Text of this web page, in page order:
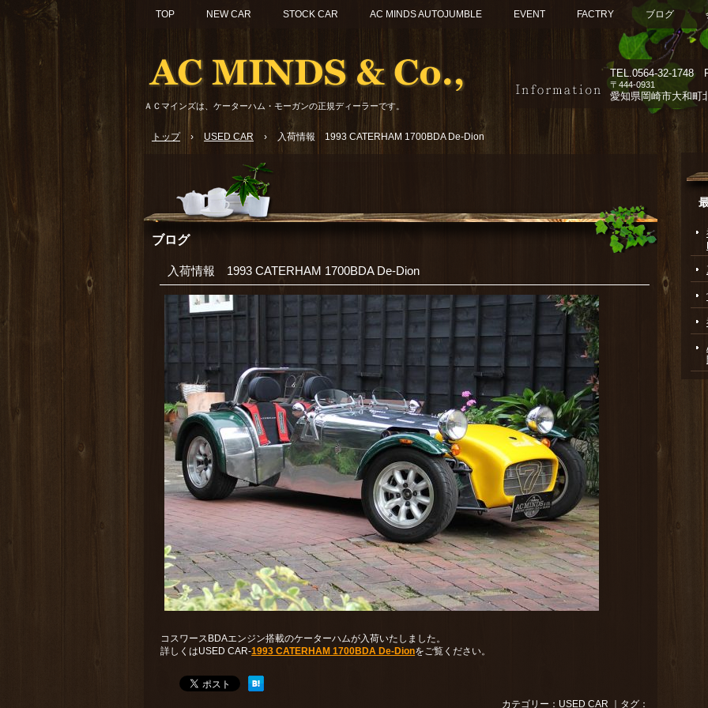
ＡＣマインズは、ケーターハム・モーガンの正規ディーラーです。
TEL.0564-32-1748
〒444-0931
愛知県岡崎市大和町
TOP NEW CAR STOCK CAR AC MINDS AUTOJUMBLE EVENT FACTRY ブログ
トップ › USED CAR › 入荷情報 1993 CATERHAM 1700BDA De-Dion
ブログ
入荷情報 1993 CATERHAM 1700BDA De-Dion
コスワースBDAエンジン搭載のケーターハムが入荷いたしました。
詳しくはUSED CAR-1993 CATERHAM 1700BDA De-Dionをご覧ください。
カテゴリー： USED CAR ｜タグ：